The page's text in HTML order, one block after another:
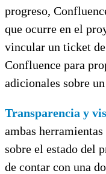
progreso,
que ocurre en el
vincular un ticket
Confluence para
adicionales sobre
Transparencia y
ambas
sobre el estado del
de contar con una